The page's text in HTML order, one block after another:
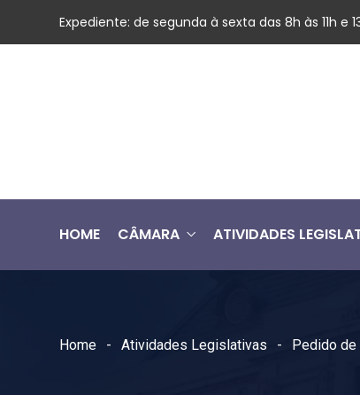
Expediente: de segunda à sexta das 8h às 11h e
HOME CÂMARA ATIVIDADES
Home Atividades Legislativas Pedido de